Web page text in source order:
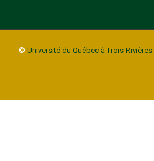
© Université du Québec à Trois-Rivières